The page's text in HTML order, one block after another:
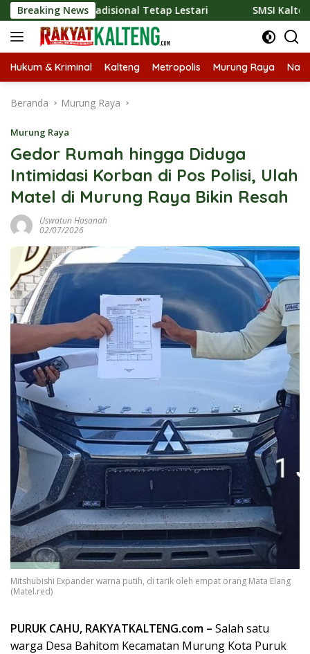
Langsung
ke
konten
Breaking News
Tradisional Tetap Lestari SMSI Kalteng dan
Hukum & Kriminal Kalteng Metropolis Murung Raya
Beranda Murung Raya
Murung Raya
Gedor Rumah hingga Diduga
Intimidasi Korban di Pos Polisi, Ulah
Matel di Murung Raya Bikin Resah
Uswatun Hasanah
02/07/2026
Mitshubishi Expander warna putih, di tarik oleh empat orang Mata Elang
(Matel.red)
PURUK CAHU, RAKYATKALTENG.com – Salah satu
warga Desa Bahitom Kecamatan Murung Kota Puruk